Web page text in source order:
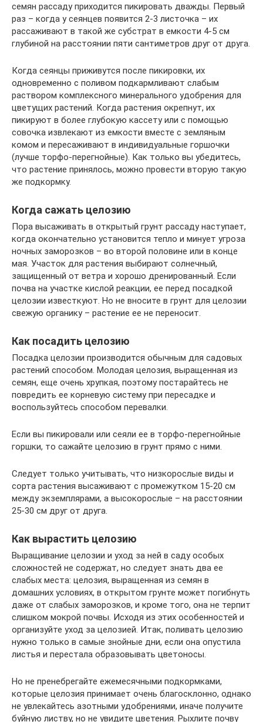
семян рассаду приходится пикировать дважды. Первый
раз – когда у сеянцев появится 2-3 листочка – их
рассаживают в такой же субстрат в емкости 4-5 см
глубиной на расстоянии пяти сантиметров друг от друга.
Когда сеянцы приживутся после пикировки, их
одновременно с поливом подкармливают слабым
раствором комплексного минерального удобрения для
цветущих растений. Когда растения окрепнут, их
пикируют в более глубокую кассету или с помощью
совочка извлекают из емкости вместе с земляным
комом и пересаживают в индивидуальные горшочки
(лучше торфо-перегнойные). Как только вы убедитесь,
что растение принялось, можно провести вторую такую
же подкормку.
Когда сажать целозию
Пора высаживать в открытый грунт рассаду наступает,
когда окончательно установится тепло и минует угроза
ночных заморозков – во второй половине или в конце
мая. Участок для растения выбирают солнечный,
защищенный от ветра и хорошо дренированный. Если
почва на участке кислой реакции, ее перед посадкой
целозии известкуют. Но не вносите в грунт для целозии
свежую органику – растение ее не переносит.
Как посадить целозию
Посадка целозии производится обычным для садовых
растений способом. Молодая целозия, выращенная из
семян, еще очень хрупкая, поэтому постарайтесь не
повредить ее корневую систему при пересадке и
воспользуйтесь способом перевалки.
Если вы пикировали или сеяли ее в торфо-перегнойные
горшки, то сажайте целозию в грунт прямо с ними.
Следует только учитывать, что низкорослые виды и
сорта растения высаживают с промежутком 15-20 см
между экземплярами, а высокорослые – на расстоянии
25-30 см друг от друга.
Как вырастить целозию
Выращивание целозии и уход за ней в саду особых
сложностей не содержат, но следует знать два ее
слабых места: целозия, выращенная из семян в
домашних условиях, в открытом грунте может погибнуть
даже от слабых заморозков, и кроме того, она не терпит
слишком мокрой почвы. Исходя из этих особенностей и
организуйте уход за целозией. Итак, поливать целозию
нужно только в самые знойные дни, если она опустила
листья и перестала образовывать цветоносы.
Но не пренебрегайте ежемесячными подкормками,
которые целозия принимает очень благосклонно, однако
не увлекайтесь азотными удобрениями, иначе получите
буйную листву, но не увидите цветения. Рыхлите почву